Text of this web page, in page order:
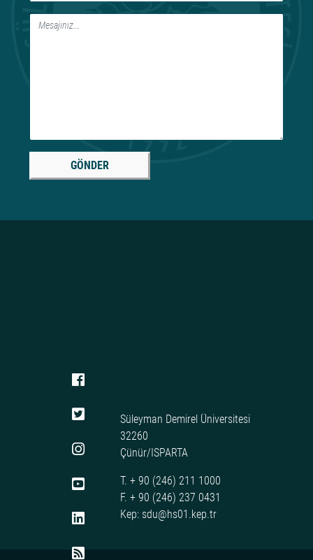
GÖNDER
Süleyman Demirel Üniversitesi
32260
Çünür/ISPARTA
T. + 90 (246) 211 1000
F. + 90 (246) 237 0431
Kep: sdu@hs01.kep.tr